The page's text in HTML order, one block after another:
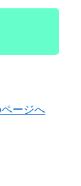
ージへ